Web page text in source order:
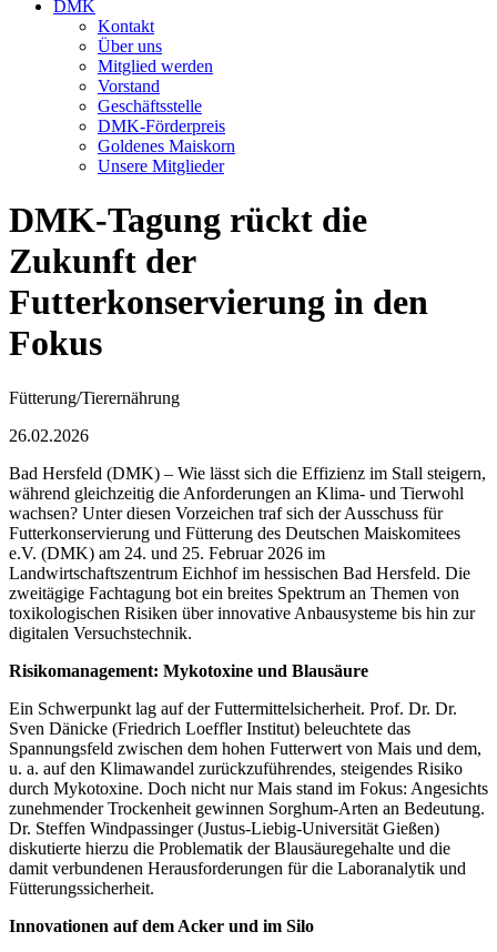
DMK
Kontakt
Über uns
Mitglied werden
Vorstand
Geschäftsstelle
DMK-Förderpreis
Goldenes Maiskorn
Unsere Mitglieder
DMK-Tagung rückt die
Zukunft der
Futterkonservierung in den
Fokus
Fütterung/Tierernährung
26.02.2026
Bad Hersfeld (DMK) – Wie lässt sich die Effizienz im Stall steigern,
während gleichzeitig die Anforderungen an Klima- und Tierwohl
wachsen? Unter diesen Vorzeichen traf sich der Ausschuss für
Futterkonservierung und Fütterung des Deutschen Maiskomitees
e.V. (DMK) am 24. und 25. Februar 2026 im
Landwirtschaftszentrum Eichhof im hessischen Bad Hersfeld. Die
zweitägige Fachtagung bot ein breites Spektrum an Themen von
toxikologischen Risiken über innovative Anbausysteme bis hin zur
digitalen Versuchstechnik.
Risikomanagement: Mykotoxine und Blausäure
Ein Schwerpunkt lag auf der Futtermittelsicherheit. Prof. Dr. Dr.
Sven Dänicke (Friedrich Loeffler Institut) beleuchtete das
Spannungsfeld zwischen dem hohen Futterwert von Mais und dem,
u. a. auf den Klimawandel zurückzuführendes, steigendes Risiko
durch Mykotoxine. Doch nicht nur Mais stand im Fokus: Angesichts
zunehmender Trockenheit gewinnen Sorghum-Arten an Bedeutung.
Dr. Steffen Windpassinger (Justus-Liebig-Universität Gießen)
diskutierte hierzu die Problematik der Blausäuregehalte und die
damit verbundenen Herausforderungen für die Laboranalytik und
Fütterungssicherheit.
Innovationen auf dem Acker und im Silo